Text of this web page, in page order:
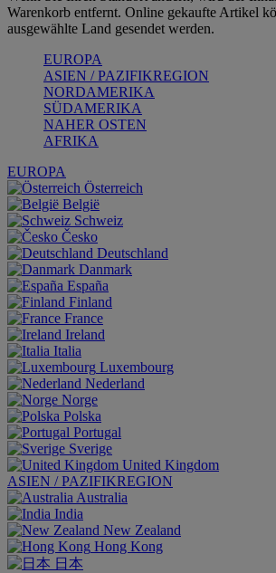
Warenkorb entfernt. Online gekaufte Artikel
ausgewählte Land gesendet werden.
EUROPA
ASIEN / PAZIFIKREGION
NORDAMERIKA
SÜDAMERIKA
NAHER OSTEN
AFRIKA
EUROPA
Österreich
België
Schweiz
Česko
Deutschland
Danmark
España
Finland
France
Ireland
Italia
Luxembourg
Nederland
Norge
Polska
Portugal
Sverige
United Kingdom
ASIEN / PAZIFIKREGION
Australia
India
New Zealand
Hong Kong
日本